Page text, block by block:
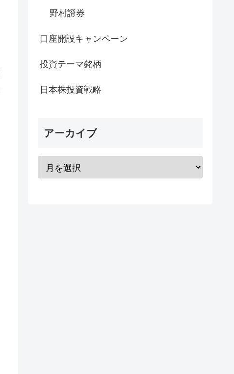
野村證券
口座開設キャンペーン
投資テーマ銘柄
日本株投資戦略
アーカイブ